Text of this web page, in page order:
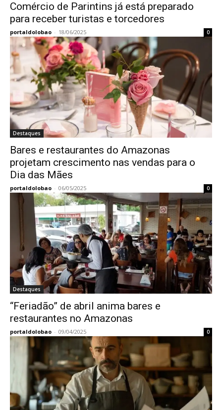
Comércio de Parintins já está preparado
para receber turistas e torcedores
portaldolobao - 18/06/2025 0
Destaques
Bares e restaurantes do Amazonas
projetam crescimento nas vendas para o
Dia das Mães
portaldolobao - 06/05/2025 0
Destaques
“Feriadão” de abril anima bares e
restaurantes no Amazonas
portaldolobao - 09/04/2025 0